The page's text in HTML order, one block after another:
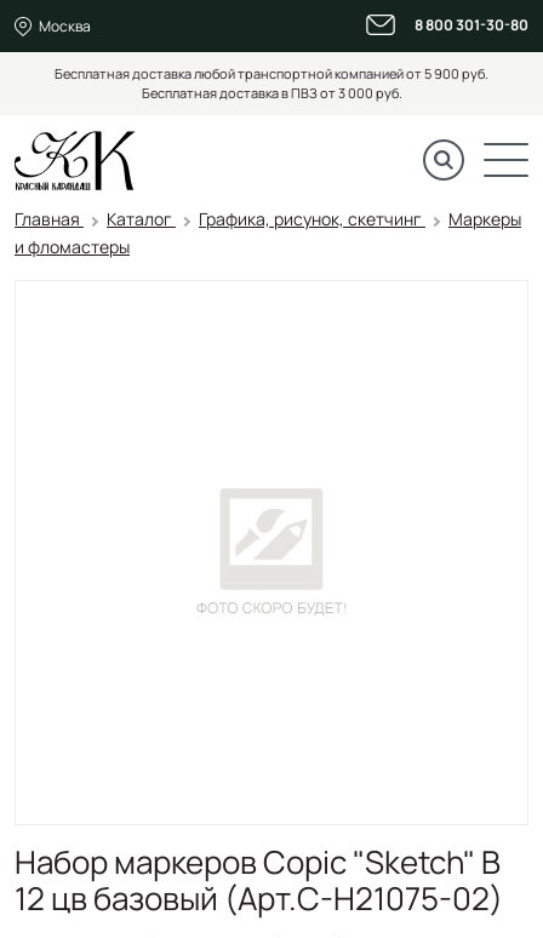
Москва 8 800 301-30-80
Бесплатная доставка любой транспортной компанией от 5 900 руб.
Бесплатная доставка в ПВЗ от 3 000 руб.
Главная Каталог Графика, рисунок, скетчинг
Маркеры
и фломастеры
Набор маркеров Copic "Sketch" B
12 цв базовый (Арт.C-H21075-02)